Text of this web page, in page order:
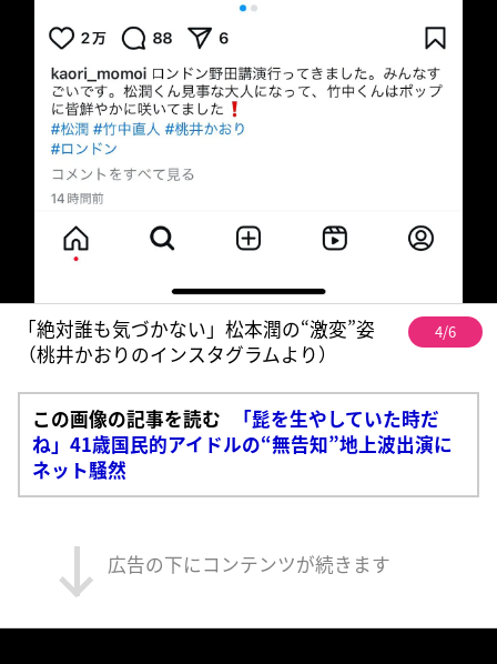
「絶対誰も気づかない」松本潤の“激変”姿
（桃井かおりのインスタグラムより）
4/6
この画像の記事を読む
「髭を生やしていた時だ
ね」41歳国民的アイドルの“無告知”地上波出演に
ネット騒然
広告の下にコンテンツが続きます